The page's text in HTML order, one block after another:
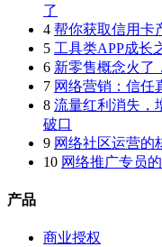
了
4 帮你获取信用卡
5 工具类APP成长
6 新零售概念火了
7 网络营销：信任
8 流量红利消失，
破口
9 网络社区运营的
10 网络推广专员
产品
商业授权